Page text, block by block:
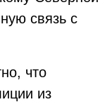
связь с
что
из